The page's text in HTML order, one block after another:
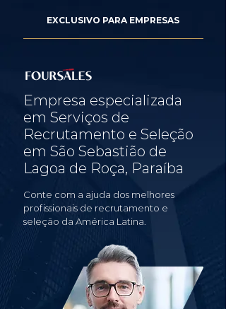
EXCLUSIVO PARA EMPRESAS
Empresa especializada
em Serviços de
Recrutamento e Seleção
em São Sebastião de
Lagoa de Roça, Paraíba
Conte com a ajuda dos melhores
profissionais de recrutamento e
seleção da América Latina.